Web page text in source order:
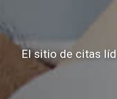
El sitio de citas